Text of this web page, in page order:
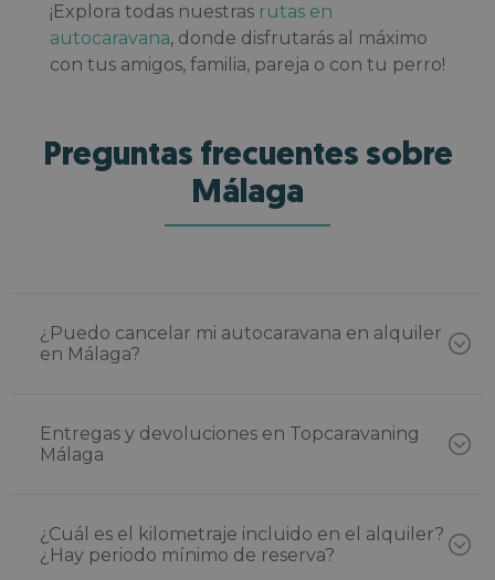
¡Explora todas nuestras rutas en
autocaravana, donde disfrutarás al máximo
con tus amigos, familia, pareja o con tu perro!
Preguntas frecuentes sobre
Málaga
¿Puedo cancelar mi autocaravana en alquiler
en Málaga?
Entregas y devoluciones en Topcaravaning
Málaga
¿Cuál es el kilometraje incluido en el alquiler?
¿Hay periodo mínimo de reserva?